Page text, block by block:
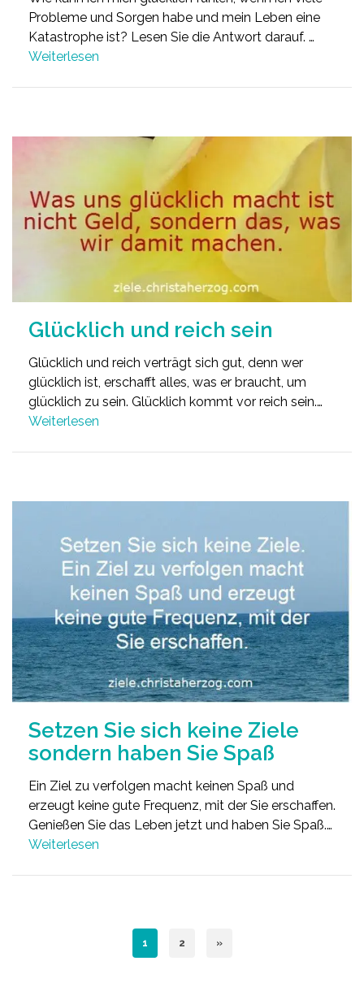
Probleme und Sorgen habe und mein Leben eine
Katastrophe ist? Lesen Sie die Antwort darauf. …
Weiterlesen
Glücklich und reich sein
Glücklich und reich verträgt sich gut, denn wer
glücklich ist, erschafft alles, was er braucht, um
glücklich zu sein. Glücklich kommt vor reich sein.…
Weiterlesen
Setzen Sie sich keine Ziele
sondern haben Sie Spaß
Ein Ziel zu verfolgen macht keinen Spaß und
erzeugt keine gute Frequenz, mit der Sie erschaffen.
Genießen Sie das Leben jetzt und haben Sie Spaß.…
Weiterlesen
1 2 »